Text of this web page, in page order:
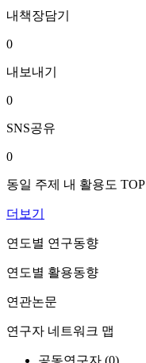
내책장담기
0
내보내기
0
SNS공유
0
동일 주제 내 활용도 TOP
더보기
연도별 연구동향
연도별 활용동향
연관논문
연구자 네트워크 맵
공동연구자 (0)